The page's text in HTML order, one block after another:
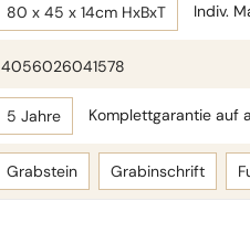
80 x 45 x 14cm HxBxT Indiv.
4056026041578
5 Jahre Komplettgarantie auf
Grabstein Grabinschrift